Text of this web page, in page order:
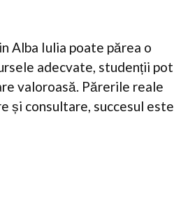
Alba Iulia poate părea o
adecvate, studenții pot
valoroasă. Părerile reale
și consultare, succesul este